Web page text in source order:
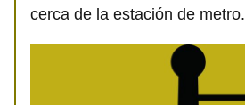
cerca de la estación de metro.